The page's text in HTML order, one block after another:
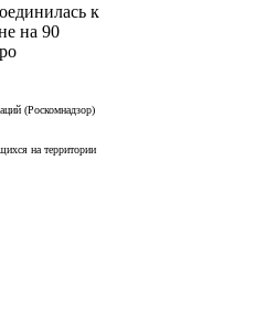
к
на 90
(Роскомнадзор)
на территории